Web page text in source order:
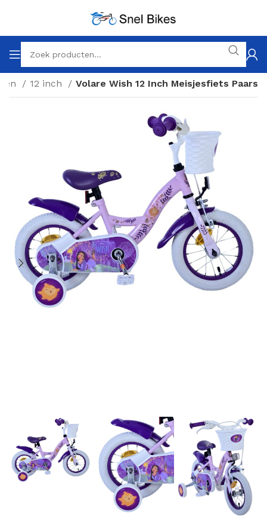
12 inch Volare Wish 12 Inch Meisjesfiets Paars